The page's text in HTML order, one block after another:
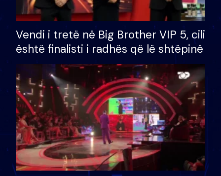
Vendi i tretë në Big Brother VIP 5, cili
është finalisti i radhës që lë shtëpinë